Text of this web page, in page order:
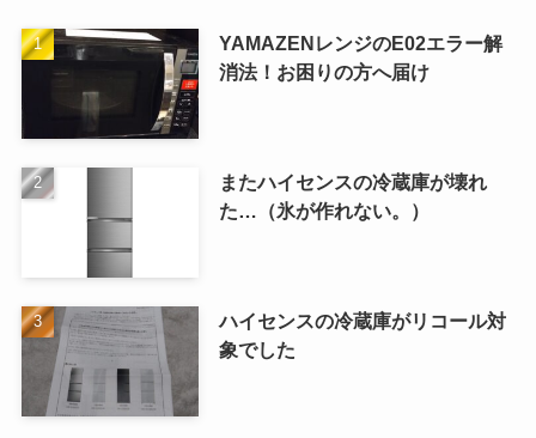
YAMAZENレンジのE02エラー解
消法！お困りの方へ届け
またハイセンスの冷蔵庫が壊れ
た…（氷が作れない。）
ハイセンスの冷蔵庫がリコール対
象でした